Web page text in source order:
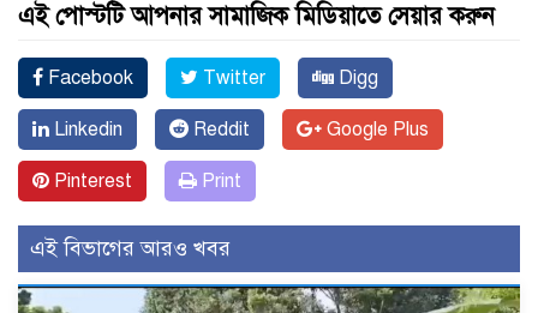
এই পোস্টটি আপনার সামাজিক মিডিয়াতে সেয়ার করুন
Facebook Twitter Digg
Linkedin Reddit Google Plus
Pinterest Print
এই বিভাগের আরও খবর